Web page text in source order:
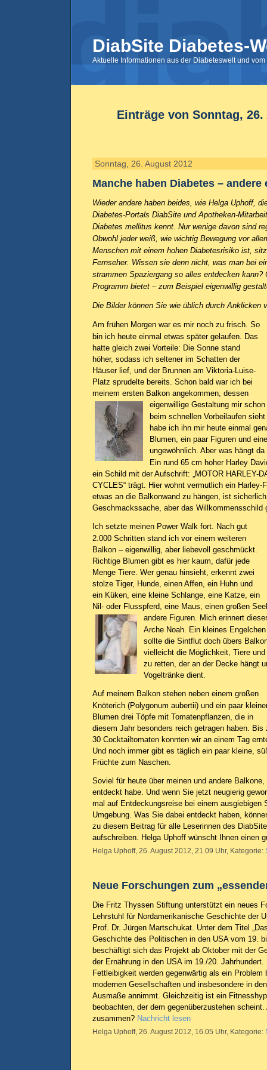
DiabSite Diabetes-
Aktuelle Informationen aus der Diabeteswelt und
Einträge von Sonntag, 26.
Sonntag, 26. August 2012
Manche haben Diabetes – andere
Wieder andere haben beides, wie Helga Uphoff,
Diabetes-Portals DiabSite und Apotheken-
Diabetes mellitus kennt. Nur wenige davon sind
Obwohl jeder weiß, wie wichtig Bewegung vor
Menschen mit einem hohen Diabetesrisiko ist,
Fernseher. Wissen sie denn nicht, was man bei
strammen Spaziergang so alles entdecken kann?
Programm bietet – zum Beispiel eigenwillig
Die Bilder können Sie wie üblich durch Anklicken
Am frühen Morgen war es mir noch zu frisch. So
bin ich heute einmal etwas später gelaufen. Das
hatte gleich zwei Vorteile: Die Sonne stand
höher, sodass ich seltener im Schatten der
Häuser lief, und der Brunnen am Viktoria-Luise-
Platz sprudelte bereits. Schon bald war ich bei
meinem ersten Balkon angekommen, dessen
eigenwillige Gestaltung mir
beim schnellen Vorbeilaufen
habe ich ihn mir heute einmal
Blumen, ein paar Figuren und
ungewöhnlich. Aber was hängt da
Ein rund 65 cm hoher Harley
ein Schild mit der Aufschrift: „MOTOR HARLEY-
CYCLES“ trägt. Hier wohnt vermutlich ein Harley-
etwas an die Balkonwand zu hängen, ist sicherlich
Geschmackssache, aber das Willkommensschild
Ich setzte meinen Power Walk fort. Nach gut
2.000 Schritten stand ich vor einem weiteren
Balkon – eigenwillig, aber liebevoll geschmückt.
Richtige Blumen gibt es hier kaum, dafür jede
Menge Tiere. Wer genau hinsieht, erkennt zwei
stolze Tiger, Hunde, einen Affen, ein Huhn und
ein Küken, eine kleine Schlange, eine Katze, ein
Nil- oder Flusspferd, eine Maus, einen großen
andere Figuren. Mich erinnert
Arche Noah. Ein kleines
sollte die Sintflut doch übers
vielleicht die Möglichkeit, Tiere
zu retten, der an der Decke hängt
Vogeltränke dient.
Auf meinem Balkon stehen neben einem großen
Knöterich (Polygonum aubertii) und ein paar
Blumen drei Töpfe mit Tomatenpflanzen, die in
diesem Jahr besonders reich getragen haben. Bis
30 Cocktailtomaten konnten wir an einem Tag
Und noch immer gibt es täglich ein paar kleine,
Früchte zum Naschen.
Soviel für heute über meinen und andere
entdeckt habe. Und wenn Sie jetzt neugierig
mal auf Entdeckungsreise bei einem ausgiebigen
Umgebung. Was Sie dabei entdeckt haben,
zu diesem Beitrag für alle Leserinnen des
aufschreiben. Helga Uphoff wünscht Ihnen einen
Helga Uphoff, 26. August 2012, 21.09 Uhr, Kategorie:
Neue Forschungen zum
Die Fritz Thyssen Stiftung unterstützt ein neues
Lehrstuhl für Nordamerikanische Geschichte der
Prof. Dr. Jürgen Martschukat. Unter dem Titel
Geschichte des Politischen in den USA vom 19.
beschäftigt sich das Projekt ab Oktober mit der
der Ernährung in den USA im 19./20. Jahrhundert.
Fettleibigkeit werden gegenwärtig als ein Problem
modernen Gesellschaften und insbesondere in
Ausmaße annimmt. Gleichzeitig ist ein
beobachten, der dem gegenüberzustehen
zusammen? Nachricht lesen
Helga Uphoff, 26. August 2012, 16.05 Uhr, Kategorie: